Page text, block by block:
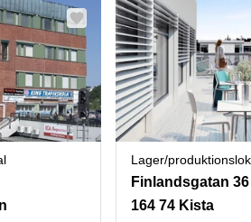
Lager/
Finlandsgatan 36
164 74 Kista